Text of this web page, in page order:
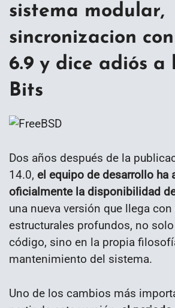
sistema modular,
sincronizacion
6.9 y dice adiós a
Bits
Dos años después de la
14.0, el equipo de desarrollo ha
oficialmente la disponibilidad
una nueva versión que llega
estructurales profundos, no
código, sino en la propia
mantenimiento del sistema.
Uno de los cambios más